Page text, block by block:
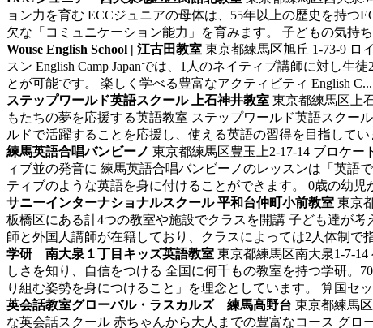
ョン力を育む ECCジュニアの母体は、55年以上の歴史を持
欠な「コミュニケーション能力」を育みます。 子どもの気持
Wouse English School | 江古田教室 東京都練馬区旭丘 1-73-9 ロ
スン English Camp Japanでは、1人のネイティブ講師に対し
とが可能です。 楽しく学べる豊富なアクティビティ English C...
ステップワールド英語スクール 上石神井教室 東京都練馬区上
もたちの夢を応援する英語教室 ステップワールド英語スクー
ルドで活躍することを応援し、使える英語の習得を目指して
練馬英語合唱バンビーノ 東京都練馬区豊玉上2-17-14 ブロケー
ィブ並の発音に 練馬英語合唱バンビーノのレッスンは「英語
ティブのような英語を身に付けることができます。 0歳の幼
サニーインターナショナルスクール 平和台仲町小前教室 東京
板橋区にある計4つの教室や施設でクラスを開講 子ども達が
師と外国人講師が在籍しており、クラスによっては2人体制
学研 南大泉１丁目キッズ英語教室 東京都練馬区南大泉1-7-
しさを知り、自信をつける 全国に何千もの教室を持つ学研。
り組む姿勢を身につけること」を理念としています。 算国セ
英会話教室グローバル・ラスカルズ 練馬高野台 東京都練馬
な英会話スクール 赤ちゃんから大人までの豊富なコース グロ